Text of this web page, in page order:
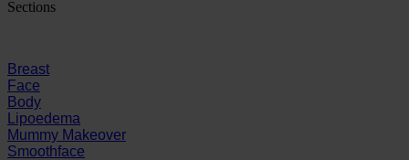
Sections
Breast
Face
Body
Lipoedema
Mummy Makeover
Smoothface